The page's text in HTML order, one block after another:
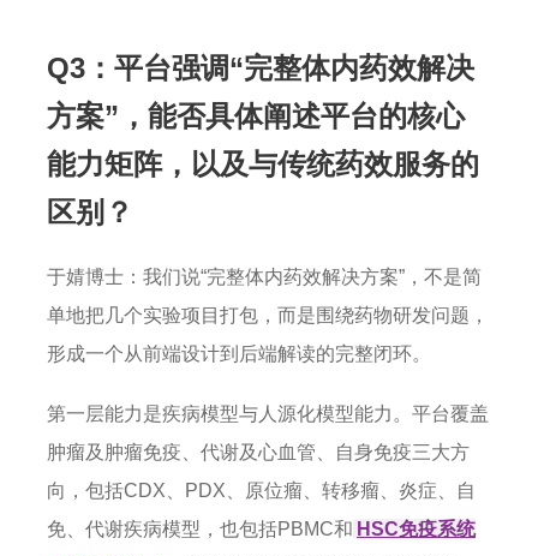
Q3：平台强调“完整体内药效解决
方案”，能否具体阐述平台的核心
能力矩阵，以及与传统药效服务的
区别？
于婧博士：我们说“完整体内药效解决方案”，不是简
单地把几个实验项目打包，而是围绕药物研发问题，
形成一个从前端设计到后端解读的完整闭环。
第一层能力是疾病模型与人源化模型能力。平台覆盖
肿瘤及肿瘤免疫、代谢及心血管、自身免疫三大方
向，包括CDX、PDX、原位瘤、转移瘤、炎症、自
免、代谢疾病模型，也包括PBMC和 HSC免疫系统